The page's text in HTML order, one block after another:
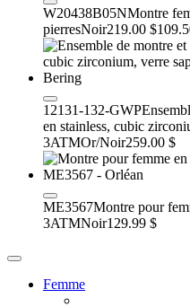
W20438B05NMontre
pierresNoir219.00 $
12131-132-GWP
en stainless, cubic
3ATMOr/Noir259.00 $
ME3567Montre pour
3ATMNoir129.99 $
Femme